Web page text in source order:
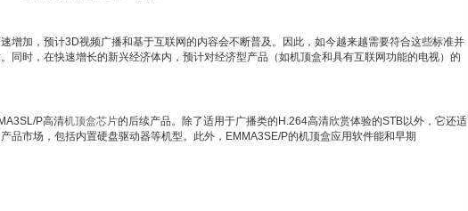
增加，预计3D视频广播和基于互联网的内容会不断普及。因此，如今越来越需要符合这些标准并
同时，在快速增长的新兴经济体内，预计对经济型产品（如机顶盒和具有互联网功能的电视）的
P高清机顶盒芯片的后续产品。除了适用于广播类的H.264高清欣赏体验的STB以外，它还适
品市场，包括内置硬盘驱动器等机型。此外，EMMA3SE/P的机顶盒应用软件能和早期